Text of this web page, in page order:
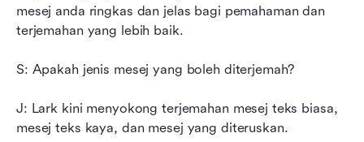
mesej anda ringkas dan jelas bagi pemahaman dan
terjemahan yang lebih baik.
S: Apakah jenis mesej yang boleh diterjemah?
J: Lark kini menyokong terjemahan mesej teks biasa,
mesej teks kaya, dan mesej yang diteruskan.